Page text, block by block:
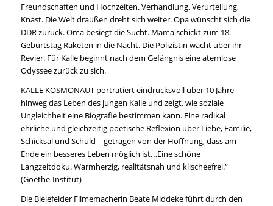
Freundschaften und Hochzeiten. Verhandlung, Verurteilung,
Knast. Die Welt draußen dreht sich weiter. Opa wünscht sich die
DDR zurück. Oma besiegt die Sucht. Mama schickt zum 18.
Geburtstag Raketen in die Nacht. Die Polizistin wacht über ihr
Revier. Für Kalle beginnt nach dem Gefängnis eine atemlose
Odyssee zurück zu sich.
KALLE KOSMONAUT porträtiert eindrucksvoll über 10 Jahre
hinweg das Leben des jungen Kalle und zeigt, wie soziale
Ungleichheit eine Biografie bestimmen kann. Eine radikal
ehrliche und gleichzeitig poetische Reflexion über Liebe, Familie,
Schicksal und Schuld – getragen von der Hoffnung, dass am
Ende ein besseres Leben möglich ist. „Eine schöne
Langzeitdoku. Warmherzig, realitätsnah und klischeefrei.“
(Goethe-Institut)
Die Bielefelder Filmemacherin Beate Middeke führt durch den